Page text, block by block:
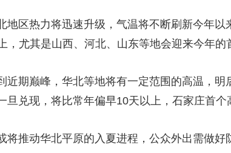
央博 非遗 文化 旅游 科普 健康 乐
热播榜 总台企业白名单
热力将迅速升级，气温将不断刷新今年以
尤其是山西、河北、山东等地会迎来今年的
巅峰，华北等地将有一定范围的高温，明
兑现，将比常年偏早10天以上，石家庄首个
动华北平原的入夏进程，公众外出需做好